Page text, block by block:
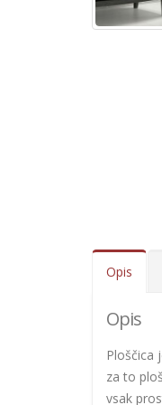
Opis
Opis
Ploščica
za to
vsak